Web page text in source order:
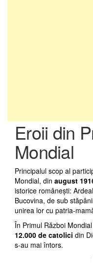
Eroii din
Mondial
Principalul scop al
Mondial, din august
istorice româneşti:
Bucovina, de sub
unirea lor cu patria-
În Primul Război
12.000 de catolici din
s-au mai întors.
Monument